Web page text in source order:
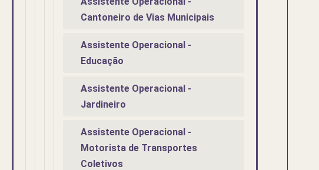
Cantoneiro de Vias Municipais
Assistente Operacional -
Educação
Assistente Operacional -
Jardineiro
Assistente Operacional -
Motorista de Transportes
Coletivos